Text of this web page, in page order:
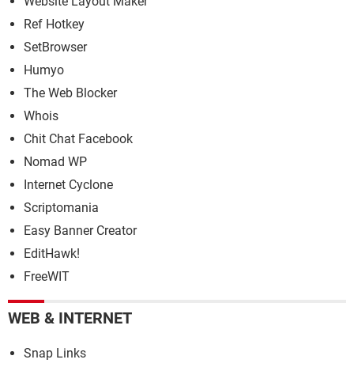
Ref Hotkey
SetBrowser
Humyo
The Web Blocker
Whois
Chit Chat Facebook
Nomad WP
Internet Cyclone
Scriptomania
Easy Banner Creator
EditHawk!
FreeWIT
WEB & INTERNET
Snap Links